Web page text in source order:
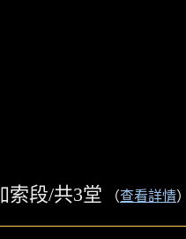
索段/共3堂 （查看詳情）